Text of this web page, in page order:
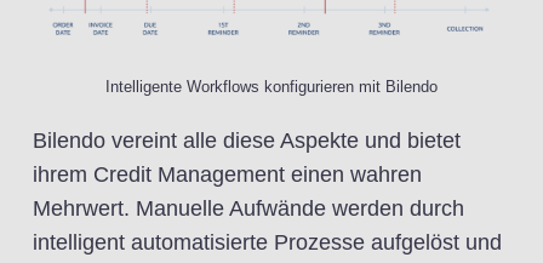
Intelligente Workflows konfigurieren mit Bilendo
Bilendo vereint alle diese Aspekte und bietet
ihrem Credit Management einen wahren
Mehrwert. Manuelle Aufwände werden durch
intelligent automatisierte Prozesse aufgelöst und